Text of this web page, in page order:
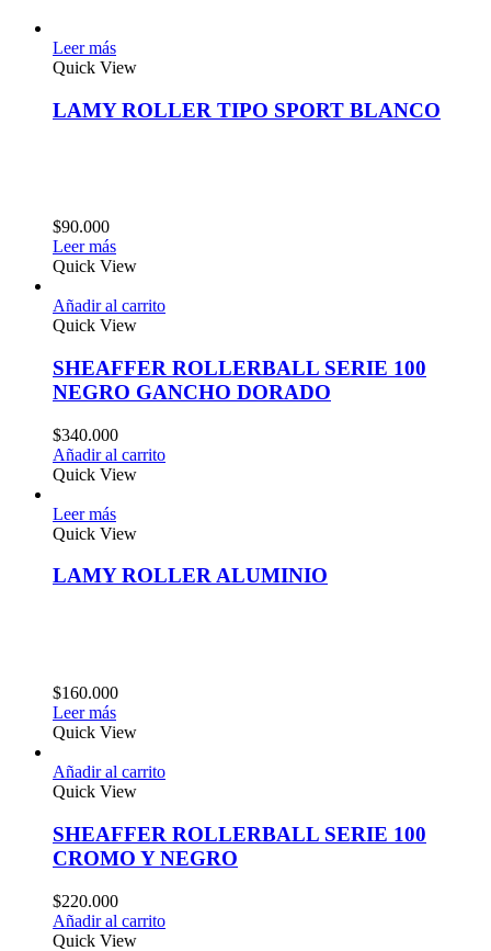
Leer más
Quick View
LAMY ROLLER TIPO SPORT BLANCO
$90.000
Leer más
Quick View
Añadir al carrito
Quick View
SHEAFFER ROLLERBALL SERIE 100
NEGRO GANCHO DORADO
$340.000
Añadir al carrito
Quick View
Leer más
Quick View
LAMY ROLLER ALUMINIO
$160.000
Leer más
Quick View
Añadir al carrito
Quick View
SHEAFFER ROLLERBALL SERIE 100
CROMO Y NEGRO
$220.000
Añadir al carrito
Quick View